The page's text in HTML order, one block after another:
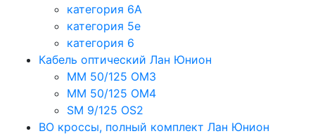
категория 6A
категория 5e
категория 6
Кабель оптический Лан Юнион
MM 50/125 OM3
MM 50/125 OM4
SM 9/125 OS2
ВО кроссы, полный комплект Лан Юнион